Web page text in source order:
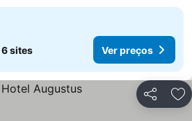
6 sites Ver preços
Partilhar